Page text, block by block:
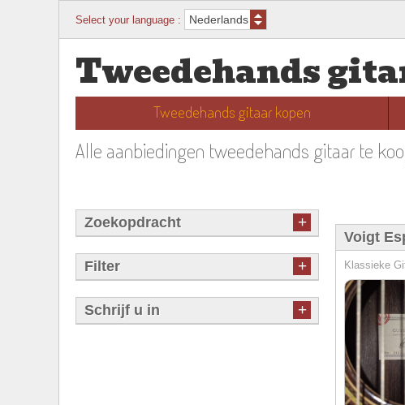
Select your language :
Tweedehands
Tweedehands gitaar kopen
Alle aanbiedingen tweedehands gitaar te
Zoekopdracht +
Filter +
Schrijf u in +
Voigt
Klassieke